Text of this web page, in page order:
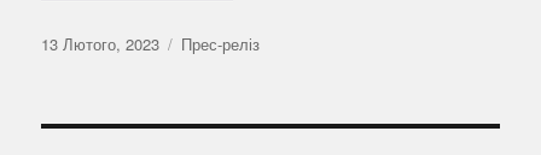
Оприлюднено
13 Лютого, 2023 Категорії
Прес-реліз